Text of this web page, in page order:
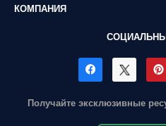
КОМПАНИЯ
Получайте эксклюзивные